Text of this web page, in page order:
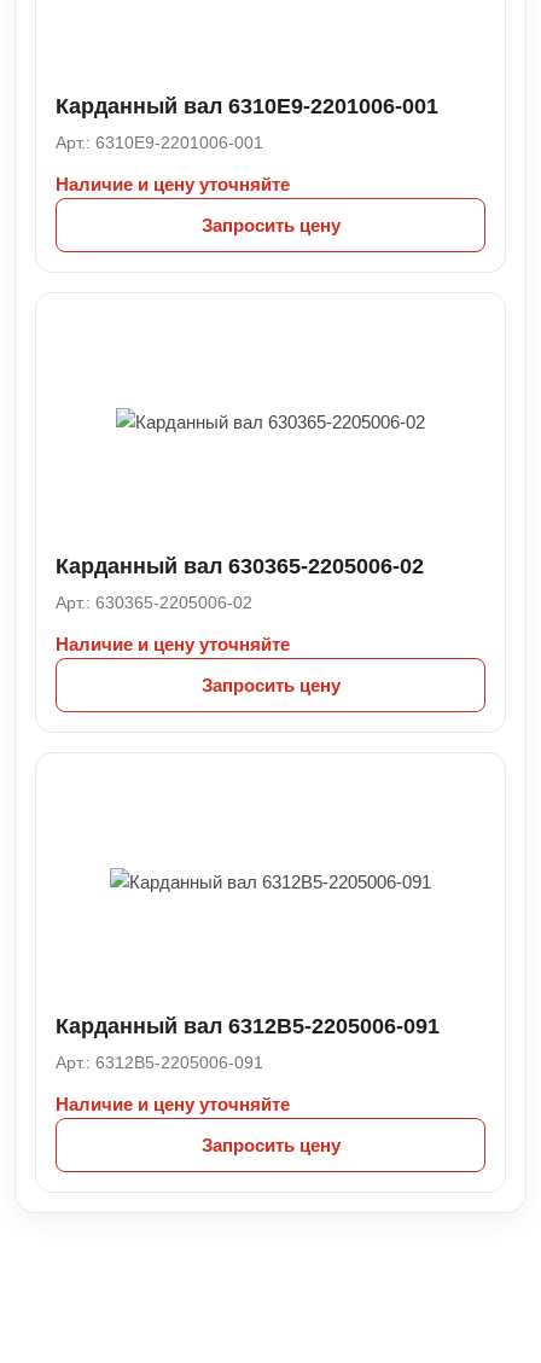
Карданный вал 6310E9-2201006-001
Арт.: 6310E9-2201006-001
Наличие и цену уточняйте
Запросить цену
Карданный вал 630365-2205006-02
Арт.: 630365-2205006-02
Наличие и цену уточняйте
Запросить цену
Карданный вал 6312B5-2205006-091
Арт.: 6312B5-2205006-091
Наличие и цену уточняйте
Запросить цену